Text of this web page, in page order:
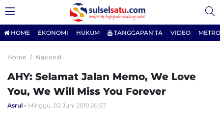
HOME EKONOMI HUKUM TANGGAPAN'TA VIDEO
Home Nasional
AHY: Selamat Jalan Memo, We Love
You, We Will Miss You Forever
Asrul Minggu, 02 Juni 2019 20:57